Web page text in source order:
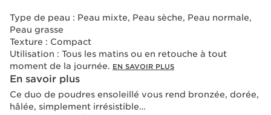
Type de peau : Peau mixte, Peau sèche, Peau normale,
Peau grasse
Texture : Compact
Utilisation : Tous les matins ou en retouche à tout
moment de la journée. EN SAVOIR PLUS
En savoir plus
Ce duo de poudres ensoleillé vous rend bronzée, dorée,
hâlée, simplement irrésistible…